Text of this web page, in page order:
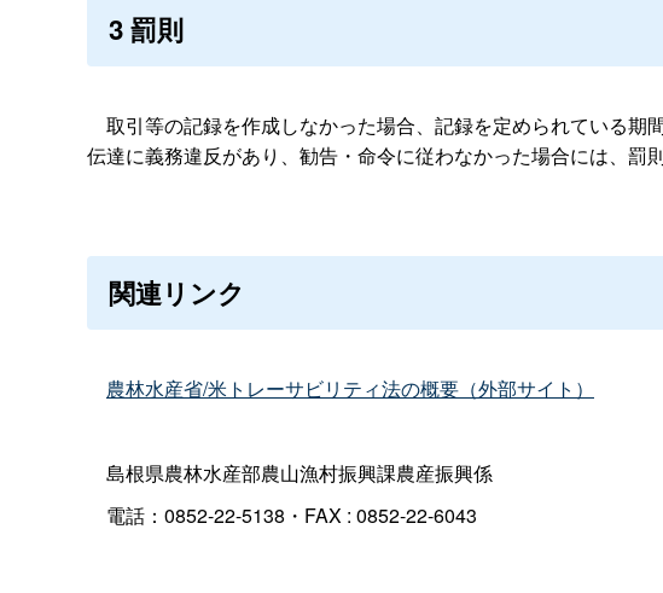
3罰則
取引等の記録を作成しなかった場合、記録を定められている期
伝達に義務違反があり、勧告・命令に従わなかった場合には、罰
関連リンク
農林水産省/米トレーサビリティ法の概要（外部サイト）
島根県農林水産部農山漁村振興課農産振興係
電話：0852-22-5138・ FAX : 0852-22-6043